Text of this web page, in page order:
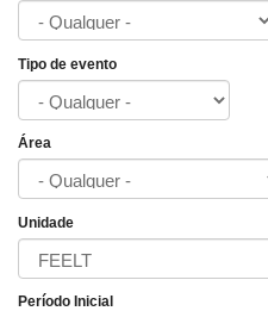
Tipo de evento
Área
Unidade
Período Inicial